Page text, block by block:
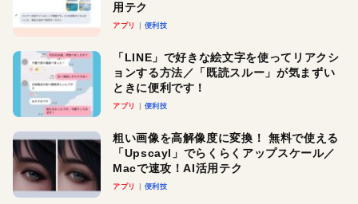
用テク
アプリ 便利技
「LINE」で好きな絵文字を使ってリアクシ
ョンする方法／「既読スルー」が気まずい
ときに便利です！
アプリ 便利技
粗い画像を高解像度に変換！ 無料で使える
「Upscayl」でらくらくアップスケール／
Macで速攻！AI活用テク
アプリ 便利技